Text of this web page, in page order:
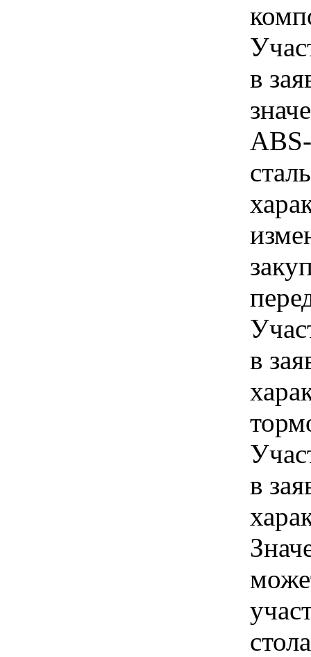
в
в
в